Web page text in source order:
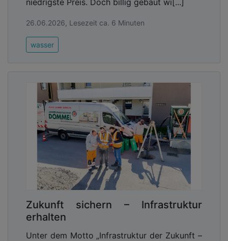
niedrigste Preis. Doch billig gebaut wi[...]
26.06.2026, Lesezeit ca. 6 Minuten
wasser
Zukunft sichern – Infrastruktur
erhalten
Unter dem Motto „Infrastruktur der Zukunft –